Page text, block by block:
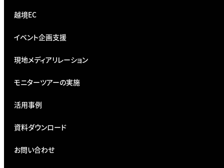
越境EC
イベント企画支援
現地メディアリレーション
モニターツアーの実施
活用事例
資料ダウンロード
お問い合わせ